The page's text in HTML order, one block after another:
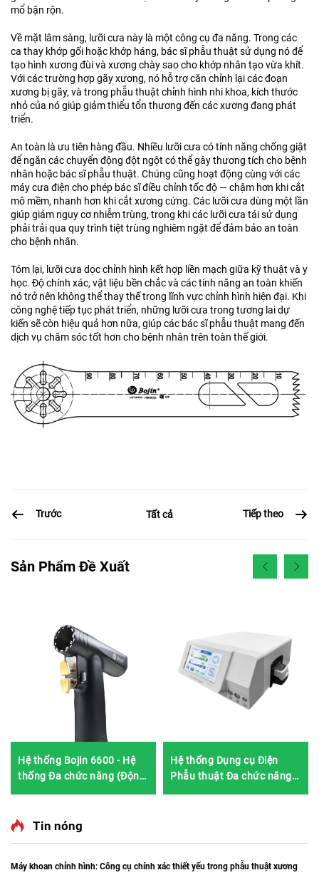
mổ bận rộn.
Về mặt lâm sàng, lưỡi cưa này là một công cụ đa năng. Trong các
ca thay khớp gối hoặc khớp háng, bác sĩ phẫu thuật sử dụng nó để
tạo hình xương đùi và xương chày sao cho khớp nhân tạo vừa khít.
Với các trường hợp gãy xương, nó hỗ trợ căn chỉnh lại các đoạn
xương bị gãy, và trong phẫu thuật chỉnh hình nhi khoa, kích thước
nhỏ của nó giúp giảm thiểu tổn thương đến các xương đang phát
triển.
An toàn là ưu tiên hàng đầu. Nhiều lưỡi cưa có tính năng chống giật
để ngăn các chuyển động đột ngột có thể gây thương tích cho bệnh
nhân hoặc bác sĩ phẫu thuật. Chúng cũng hoạt động cùng với các
máy cưa điện cho phép bác sĩ điều chỉnh tốc độ — chậm hơn khi cắt
mô mềm, nhanh hơn khi cắt xương cứng. Các lưỡi cưa dùng một lần
giúp giảm nguy cơ nhiễm trùng, trong khi các lưỡi cưa tái sử dụng
phải trải qua quy trình tiệt trùng nghiêm ngặt để đảm bảo an toàn
cho bệnh nhân.
Tóm lại, lưỡi cưa dọc chỉnh hình kết hợp liền mạch giữa kỹ thuật và y
học. Độ chính xác, vật liệu bền chắc và các tính năng an toàn khiến
nó trở nên không thể thay thế trong lĩnh vực chỉnh hình hiện đại. Khi
công nghệ tiếp tục phát triển, những lưỡi cưa trong tương lai dự
kiến sẽ còn hiệu quả hơn nữa, giúp các bác sĩ phẫu thuật mang đến
dịch vụ chăm sóc tốt hơn cho bệnh nhân trên toàn thế giới.
Trước Tất cả Tiếp theo
Sản Phẩm Đề Xuất
Hệ thống Bojin 6600 - Hệ
thống Đa chức năng (Động
Hệ thống Dụng cụ Điện
Phẫu thuật Đa chức năng
Tin nóng
Máy khoan chỉnh hình: Công cụ chính xác thiết yếu trong phẫu thuật xương